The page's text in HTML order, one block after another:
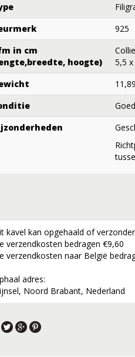
925
in cm
hoogte)
5,5
Goed
kavel kan opgehaald of
verzendkosten bedragen €9,60
verzendkosten naar België
adres:
Noord Brabant, Nederland